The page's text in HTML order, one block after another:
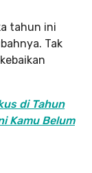
tahun ini
Tak
di Tahun
Kamu Belum